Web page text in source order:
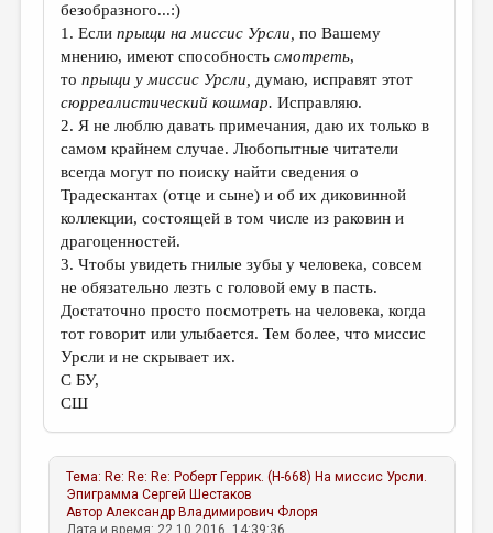
безобразного...:)
1. Еслипрыщи на миссис Урсли,по Вашему
мнению, имеют способностьсмотреть,
топрыщи у миссис Урсли,
думаю, исправят этот
сюрреалистический кошмар.Исправляю.
2. Я не люблю давать примечания, даю их только в
самом крайнем случае. Любопытные читатели
всегда могут по поиску найти сведения о
Традескантах (отце и сыне) и об их диковинной
коллекции, состоящей в том числе из раковин и
драгоценностей.
3. Чтобы увидеть гнилые зубы у человека, совсем
не обязательно лезть с головой ему в пасть.
Достаточно просто посмотреть на человека, когда
тот говорит или улыбается. Тем более, что миссис
Урсли и не скрывает их.
С БУ,
СШ
Тема: Re: Re: Re: Роберт Геррик. (Н-668) На миссис Урсли.
Эпиграмма Сергей Шестаков
АвторАлександр Владимирович Флоря
Дата и время: 22.10.2016, 14:39:36